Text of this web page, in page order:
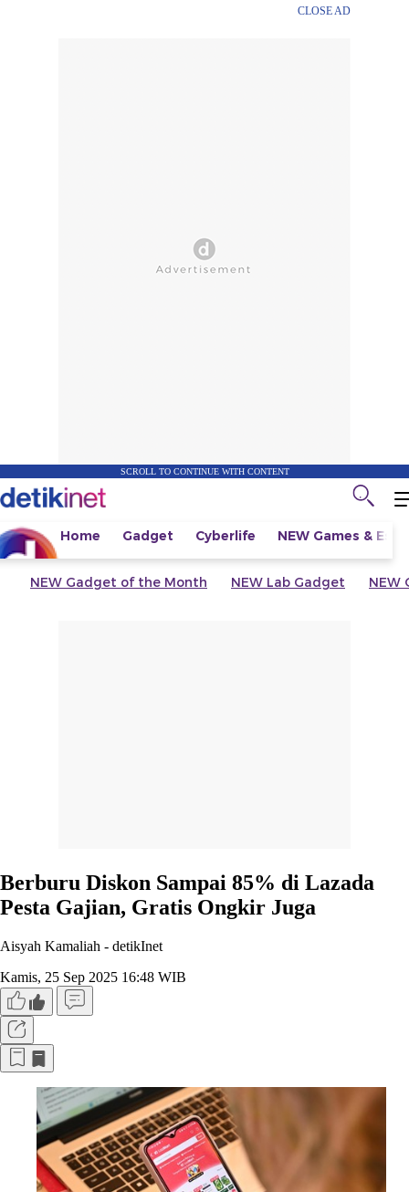
CLOSE AD
SCROLL TO CONTINUE WITH CONTENT
Home Gadget Cyberlife NEW Games &
NEW Gadget of the Month NEW Lab Gadget NEW
Berburu Diskon Sampai 85% di Lazada
Pesta Gajian, Gratis Ongkir Juga
Aisyah Kamaliah - detikInet
Kamis, 25 Sep 2025 16:48 WIB